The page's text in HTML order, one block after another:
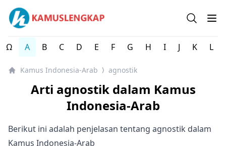
Kamus Lengkap Indonesia-Arab - Kamus Bahasa Arab
Open
Ω A B C D E F G H I J K L
Kamus Indonesia-Arab ⟩ agnostik
Arti agnostik dalam Kamus
Indonesia-Arab
Berikut ini adalah penjelasan tentang agnostik dalam
Kamus Indonesia-Arab